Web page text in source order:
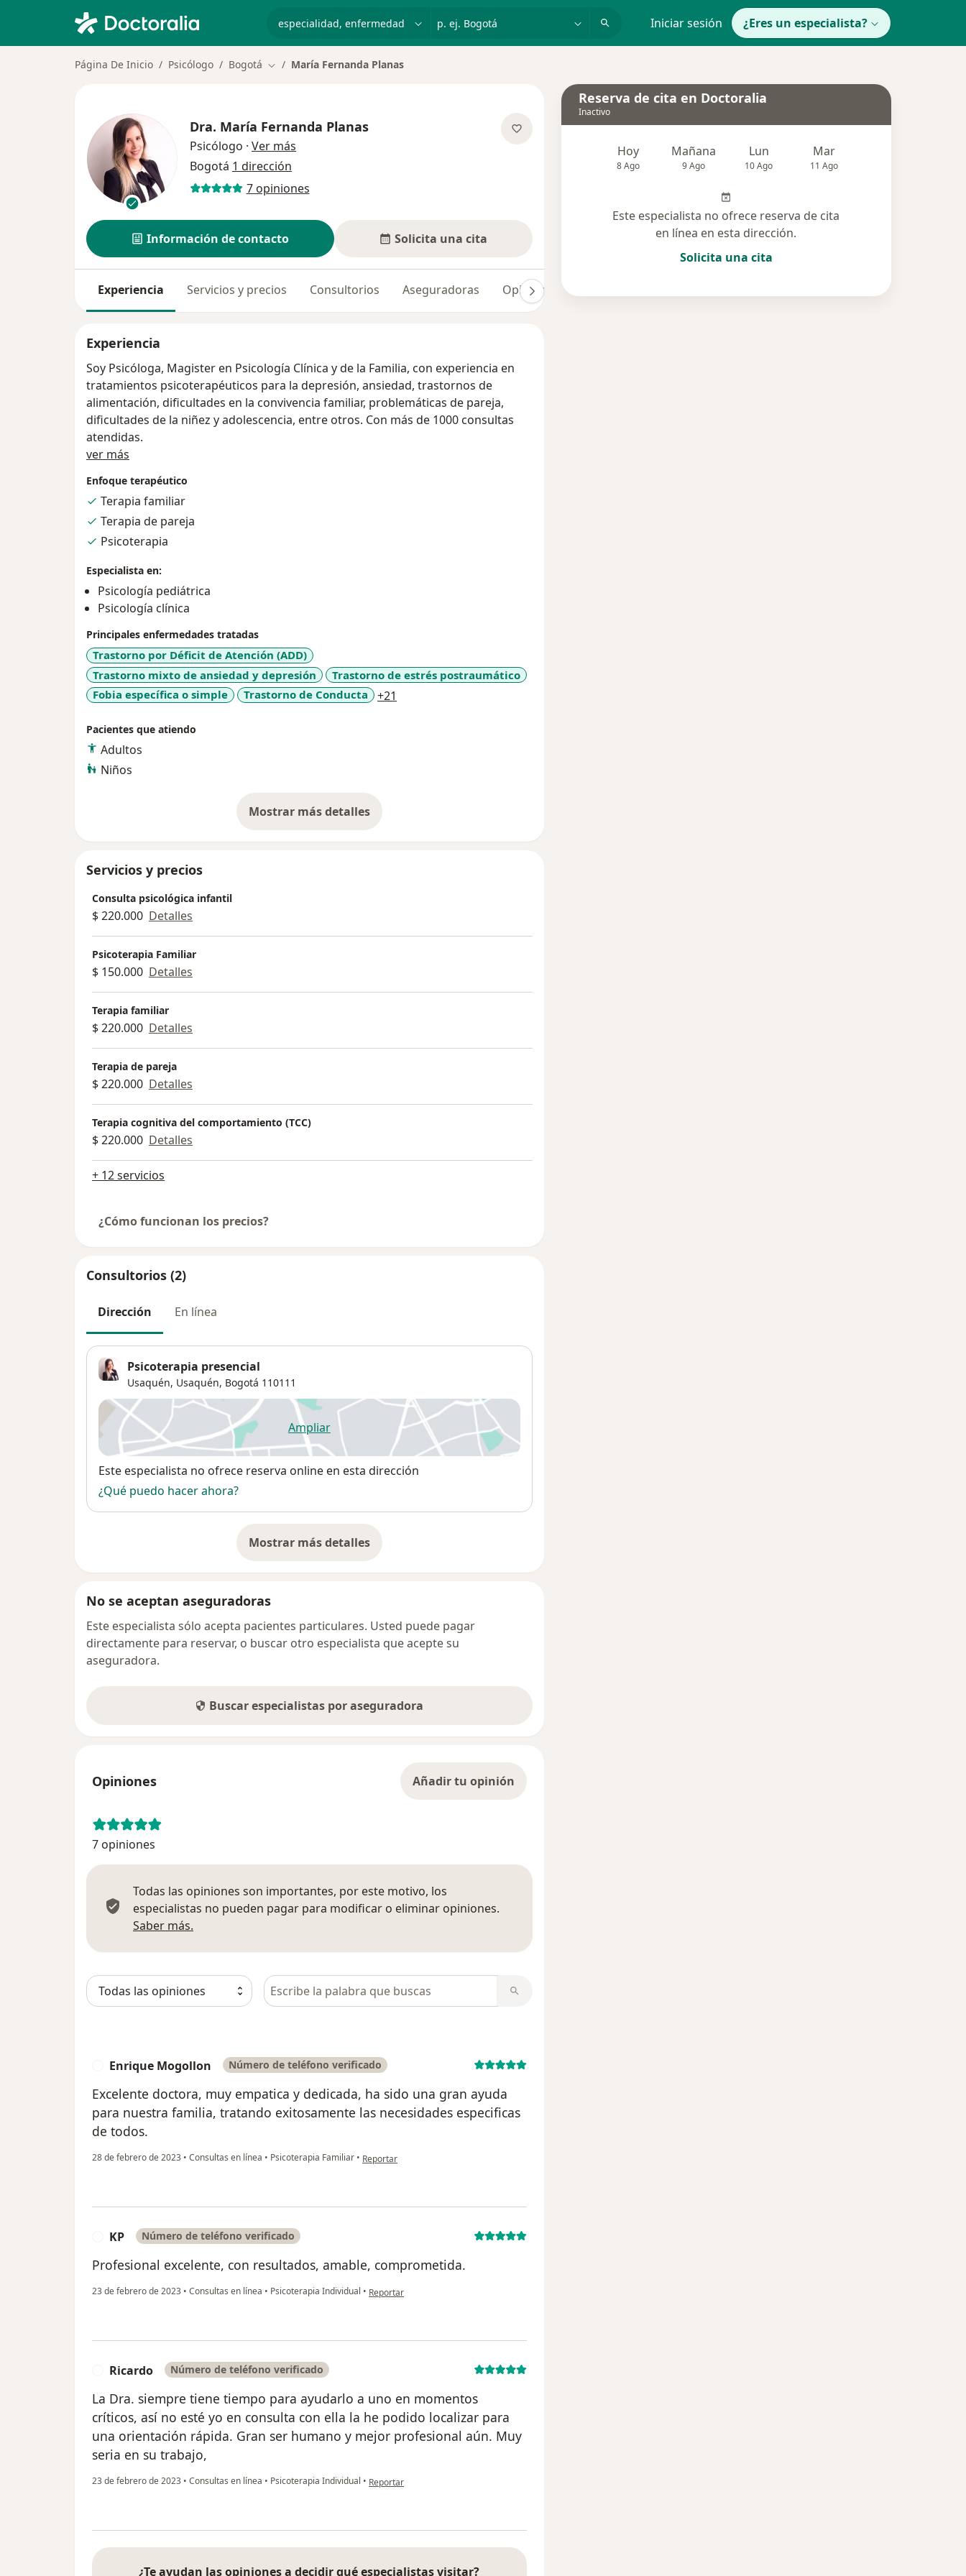
p. ej. Bogotá Iniciar sesión ¿Eres un especialista?
Página De Inicio Psicólogo Bogotá Cambiar de ciudad
María Fernanda Planas
Dra. María Fernanda Planas
Psicólogo · Ver más
Bogotá 1 dirección
7 opiniones
Información de contacto Solicita una cita
Experiencia Servicios y precios Consultorios Aseguradoras Opiniones (7)
Experiencia
Soy Psicóloga, Magister en Psicología Clínica y de la Familia, con experiencia en
tratamientos psicoterapéuticos para la depresión, ansiedad, trastornos de
alimentación, dificultades en la convivencia familiar, problemáticas de pareja,
dificultades de la niñez y adolescencia, entre otros. Con más de 1000 consultas
atendidas.
ver más
Enfoque terapéutico
Terapia familiar
Terapia de pareja
Psicoterapia
Especialista en:
Psicología pediátrica
Psicología clínica
Principales enfermedades tratadas
Trastorno por Déficit de Atención (ADD)
Trastorno mixto de ansiedad y depresión
Trastorno de estrés postraumático
Fobia específica o simple
Trastorno de Conducta +21
Pacientes que atiendo
Adultos
Niños
Mostrar más detalles
sobre la experiencia
Servicios y precios
Consulta psicológica infantil
$ 220.000 Detalles
Psicoterapia Familiar
$ 150.000 Detalles
Terapia familiar
$ 220.000 Detalles
Terapia de pareja
$ 220.000 Detalles
Terapia cognitiva del comportamiento (TCC)
$ 220.000 Detalles
+ 12 servicios
¿Cómo funcionan los precios?
Consultorios (2)
Dirección En línea
Psicoterapia presencial
Usaquén, Usaquén, Bogotá 110111
Ampliarse abre en una nueva pestaña
Disponibilidad
Este especialista no ofrece reserva online en esta dirección
¿Qué puedo hacer ahora?
Mostrar más detalles
sobre la dirección
No se aceptan aseguradoras
Este especialista sólo acepta pacientes particulares. Usted puede pagar
directamente para reservar, o buscar otro especialista que acepte su
aseguradora.
Buscar especialistas por aseguradora
Opiniones Añadir tu opinión
7 opiniones
Todas las opiniones son importantes, por este motivo, los
especialistas no pueden pagar para modificar o eliminar opiniones.
Saber más.
Busca en opiniones
Enrique Mogollon Número de teléfono verificado
Excelente doctora, muy empatica y dedicada, ha sido una gran ayuda
para nuestra familia, tratando exitosamente las necesidades especificas
de todos.
28 de febrero de 2023 • Consultas en línea • Psicoterapia Familiar • en opinión del usuario Enrique Mogollon
Reportar
KP Número de teléfono verificado
Profesional excelente, con resultados, amable, comprometida.
23 de febrero de 2023 • Consultas en línea • Psicoterapia Individual • en opinión del usuario KP
Reportar
Ricardo Número de teléfono verificado
La Dra. siempre tiene tiempo para ayudarlo a uno en momentos
críticos, así no esté yo en consulta con ella la he podido localizar para
una orientación rápida. Gran ser humano y mejor profesional aún. Muy
seria en su trabajo,
23 de febrero de 2023 • Consultas en línea • Psicoterapia Individual • en opinión del usuario Ricardo
Reportar
¿Te ayudan las opiniones a decidir qué especialistas visitar?
Reserva de cita en Doctoralia
Inactivo
Hoy
8 Ago
Mañana
9 Ago
Lun
10 Ago
Mar
11 Ago
Este especialista no ofrece reserva de cita
en línea en esta dirección.
Solicita una cita